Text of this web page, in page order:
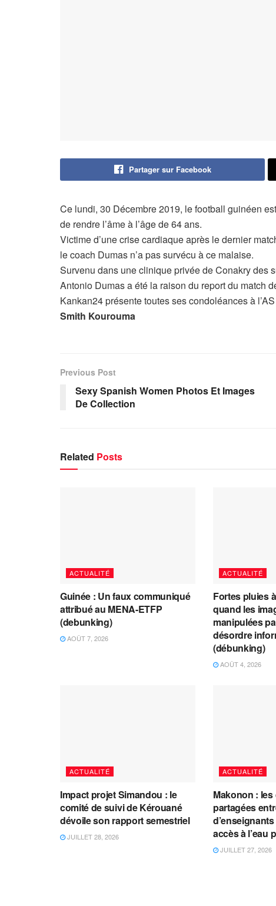
Partager sur Facebook
Ce lundi, 30 Décembre 2019, le football guinéen
de rendre l’âme à l’âge de 64 ans.
Victime d’une crise cardiaque après le dernier
le coach Dumas n’a pas survécu à ce malaise.
Survenu dans une clinique privée de Conakry des
Antonio Dumas a été la raison du report du match
Kankan24 présente toutes ses condoléances à
Smith Kourouma
Previous Post
Sexy Spanish Women Photos Et Images
De Collection
Related Posts
ACTUALITÉ
Guinée : Un faux communiqué
attribué au MENA-ETFP
(debunking)
AOÛT 7, 2026
ACTUALITÉ
Fortes pluies
quand les
manipulées
désordre
(débunking)
AOÛT 4, 2026
ACTUALITÉ
Impact projet Simandou : le
comité de suivi de Kérouané
dévoile son rapport semestriel
JUILLET 28, 2026
ACTUALITÉ
Makonon :
partagées
accès à l’eau
JUILLET 27, 2026